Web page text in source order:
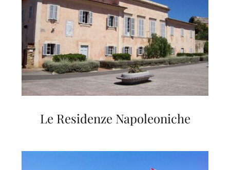
Le Residenze Napoleoniche